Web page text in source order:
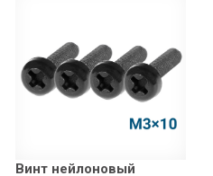
Винт нейлоновый